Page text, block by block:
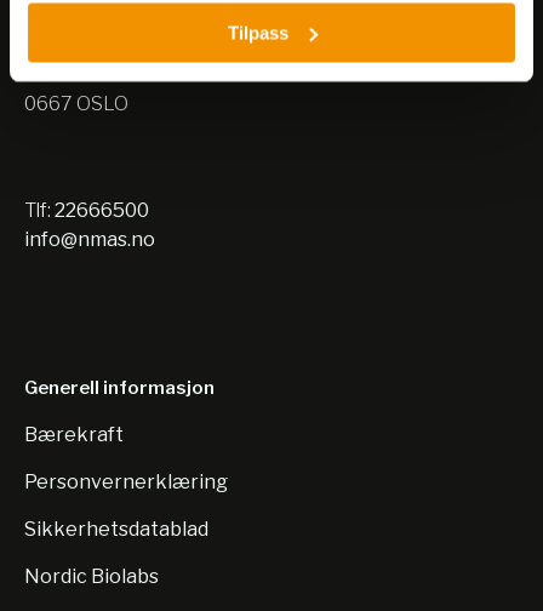
Tilpass
0667 OSLO
Tlf: 22666500
info@nmas.no
Generell informasjon
Bærekraft
Personvernerklæring
Sikkerhetsdatablad
Nordic Biolabs